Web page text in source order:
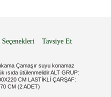
Seçenekleri Tavsiye Et
Çamaşır suyu konamaz
ısıda ütülenmelidir ALT GRUP:
CM LASTİKLİ ÇARŞAF:
CM (2 ADET)